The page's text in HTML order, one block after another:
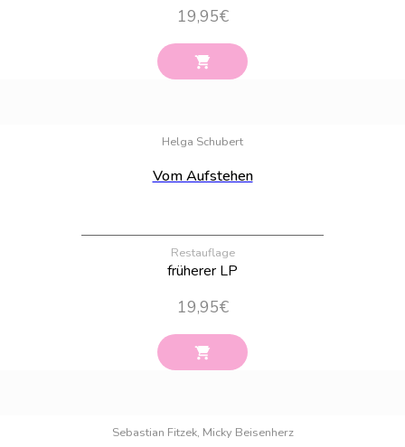
19,95€
Helga Schubert
Vom Aufstehen
Restauflage
früherer LP
19,95€
Sebastian Fitzek, Micky Beisenherz